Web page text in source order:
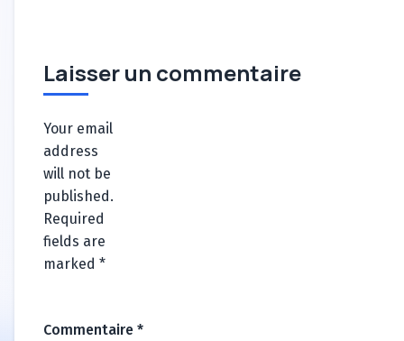
Laisser un commentaire
Your email
address
will not be
published.
Required
fields are
marked *
Commentaire *